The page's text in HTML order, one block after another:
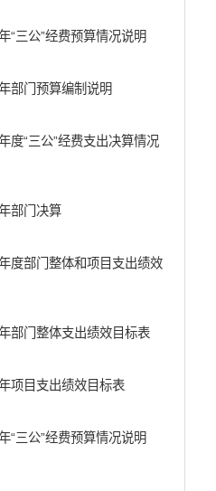
管理局
员会
“三公”经费预算情况说明
部门预算编制说明
度“三公”经费支出决算情况
部门决算
度部门整体和项目支出绩效
部门整体支出绩效目标表
项目支出绩效目标表
“三公”经费预算情况说明